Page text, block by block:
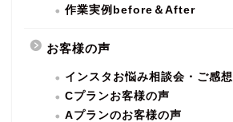
作業実例before＆After
お客様の声
インスタお悩み相談会・ご感想
Cプランお客様の声
Aプランのお客様の声